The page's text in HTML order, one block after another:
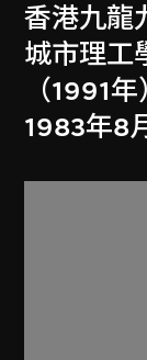
香港九龍
城市理工
（1991
1983年8